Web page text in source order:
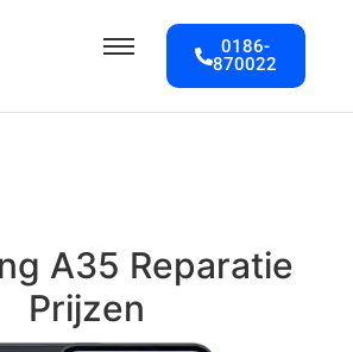
0186-
870022
A35 Reparatie
Prijzen